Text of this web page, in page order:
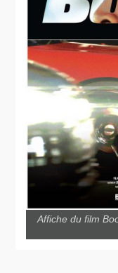
Affiche du film